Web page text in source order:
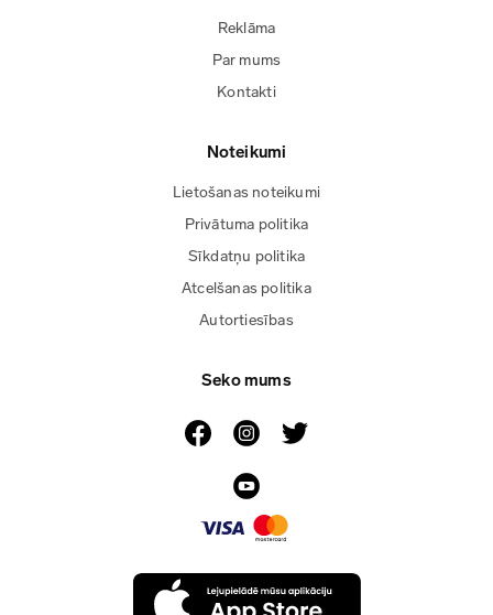
Reklāma
Par mums
Kontakti
Noteikumi
Lietošanas noteikumi
Privātuma politika
Sīkdatņu politika
Atcelšanas politika
Autortiesības
Seko mums